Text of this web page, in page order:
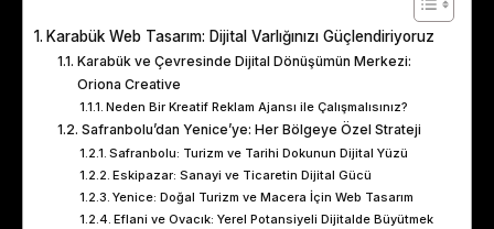
Karabük Web Tasarım: Dijital Varlığınızı Güçlendiriyoruz
Karabük ve Çevresinde Dijital Dönüşümün Merkezi:
Oriona Creative
Neden Bir Kreatif Reklam Ajansı ile Çalışmalısınız?
Safranbolu’dan Yenice’ye: Her Bölgeye Özel Strateji
Safranbolu: Turizm ve Tarihi Dokunun Dijital Yüzü
Eskipazar: Sanayi ve Ticaretin Dijital Gücü
Yenice: Doğal Turizm ve Macera İçin Web Tasarım
Eflani ve Ovacık: Yerel Potansiyeli Dijitalde Büyütmek